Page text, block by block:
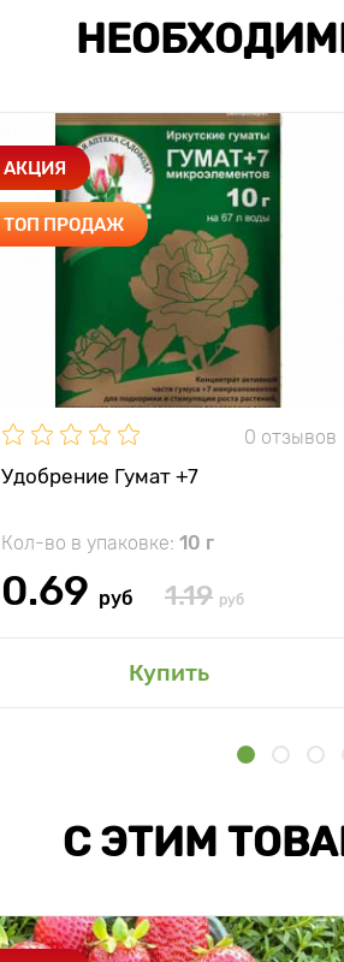
АКЦИЯ
ТОП ПРОДАЖ
0 отзывов
Удобрение Гумат +7
Кол-во в упаковке: 10 г
0.69 руб 1.19 руб
Купить
С ЭТИМ